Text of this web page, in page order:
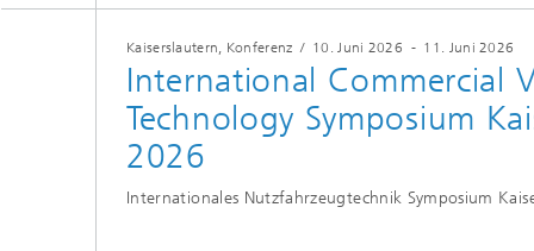
Produktion
KI-Lösungen für Digitalisierung und
Nachhaltigkeit
KI-Anwendungen für die Industrie
mit wenig Daten
und Computing«
Business Analytics und
Anomaliedetektion
Finanz- und
Versicherungsmathematik
»Analytics und Computing«
Kaiserslautern, Konferenz / 10. Juni 2026 - 11. Juni 2026
International Commercial
Technology Symposium
2026
Internationales Nutzfahrzeugtechnik Symposium